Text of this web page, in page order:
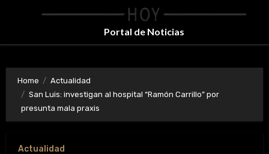
Portal de Noticias
Home
Actualidad
San Luis: investigan al hospital “Ramón Carrillo” por
presunta mala praxis
Actualidad